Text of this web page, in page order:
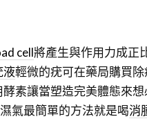
cell將產生與作用力成正
液輕微的疣可在藥局購買
素讓當塑造完美體態來
氣最簡單的方法就是喝消